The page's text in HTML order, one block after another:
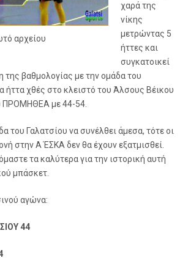
αρχείου
χαρά της
νίκης
μετρώντας 5
ήττες και
συγκατοικεί
της βαθμολογίας με την ομάδα του
ήττα χθές στο κλειστό του Άλσους Βέικου
ΠΡΟΜΗΘΕΑ με 44-54.
του Γαλατσίου να συνέλθει άμεσα, τότε οι
στην Α ΈΣΚΑ δεν θα έχουν εξατμισθεί.
τα καλύτερα για την ιστορική αυτή
μπάσκετ.
αγώνα:
44